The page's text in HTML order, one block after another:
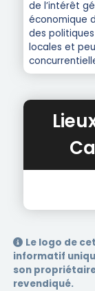
de l’intérêt
économique
des
locales et
Le logo de
informatif
son
revendiqué.